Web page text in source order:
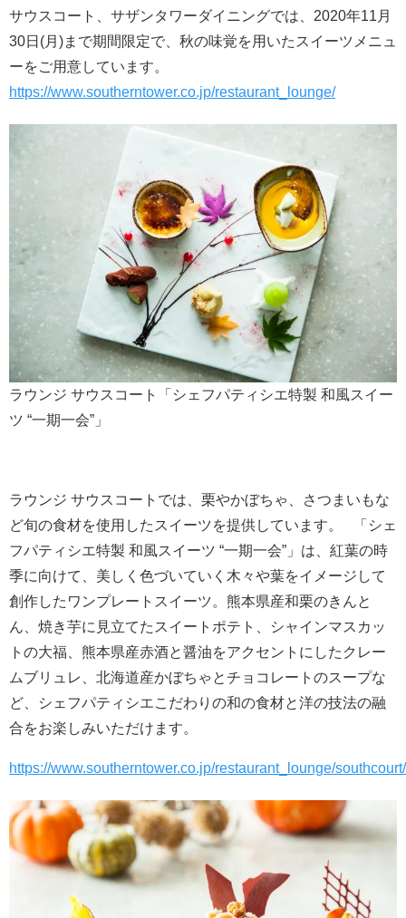
サウスコート、サザンタワーダイニングでは、2020年11月
30日(月)まで期間限定で、秋の味覚を用いたスイーツメニュ
ーをご用意しています。
https://www.southerntower.co.jp/restaurant_lounge/
ラウンジ サウスコート「シェフパティシエ特製 和風スイー
ツ “一期一会”」
ラウンジ サウスコートでは、栗やかぼちゃ、さつまいもな
ど旬の食材を使用したスイーツを提供しています。 「シェ
フパティシエ特製 和風スイーツ “一期一会”」は、紅葉の時
季に向けて、美しく色づいていく木々や葉をイメージして
創作したワンプレートスイーツ。熊本県産和栗のきんと
ん、焼き芋に見立てたスイートポテト、シャインマスカッ
トの大福、熊本県産赤酒と醤油をアクセントにしたクレー
ムブリュレ、北海道産かぼちゃとチョコレートのスープな
ど、シェフパティシエこだわりの和の食材と洋の技法の融
合をお楽しみいただけます。
https://www.southerntower.co.jp/restaurant_lounge/